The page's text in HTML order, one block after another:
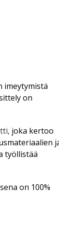
imeytymistä
on
joka kertoo
työllistää
on 100%